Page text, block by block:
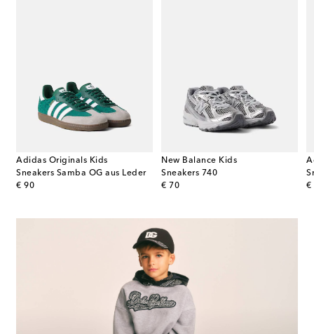
Adidas Originals Kids
Sneakers Samba OG aus Leder
€ 90
original price
New Balance Kids
Sneakers 740
€ 70
original price €